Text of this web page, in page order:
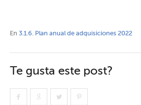
En 3.1.6. Plan anual de adquisiciones 2022
Te gusta este post?